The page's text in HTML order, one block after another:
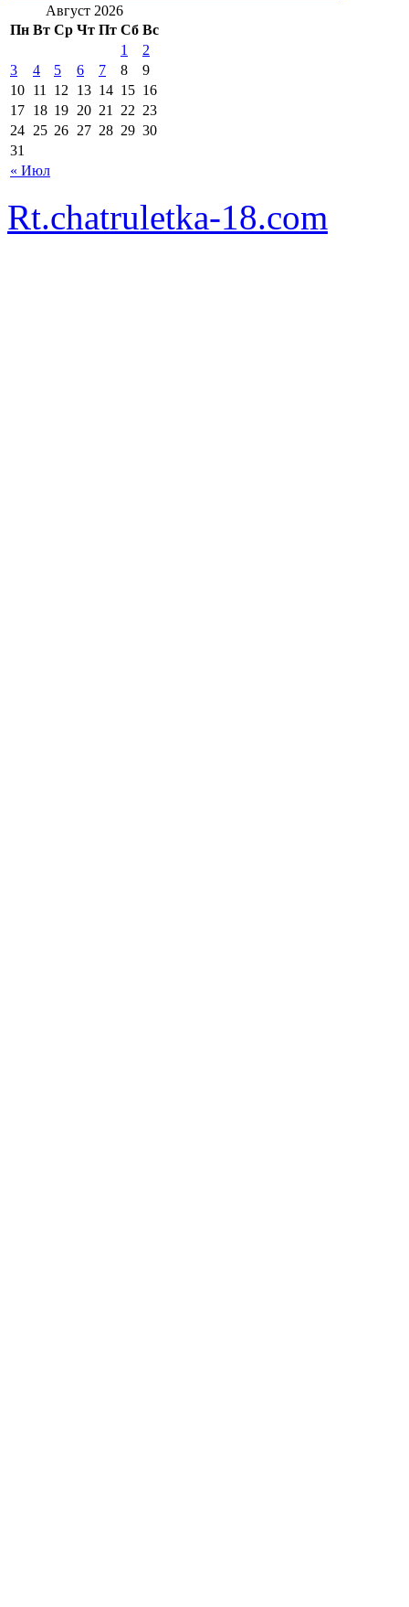
Август 2026
Пн Вт Ср Чт Пт Сб Вс
« Июл
1
2
3
4 5 6 7 8
9
10 11 12 13 14 15 16
17 18 19 20 21 22 23
24 25 26 27 28 29 30
31
Rt.chatruletka-18.com